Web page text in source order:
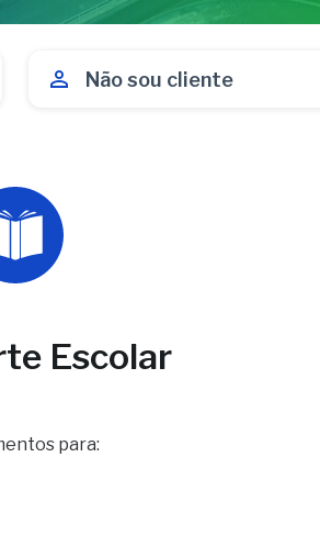
Não sou cliente
Escolar
para: